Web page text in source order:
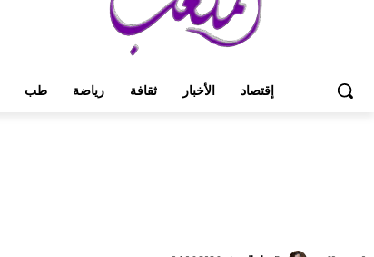
إقتصاد الأخبار ثقافة رياضة طب